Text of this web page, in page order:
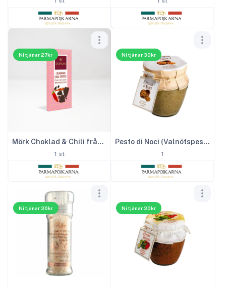
Ni tjänar 27kr
Mörk Choklad & Chili från Kalabrien – 75 g
1 st
Ni tjänar 30kr
Pesto di Noci (Valnötspesto) – 180 g
1
Ni tjänar 36kr Ni tjänar 30kr